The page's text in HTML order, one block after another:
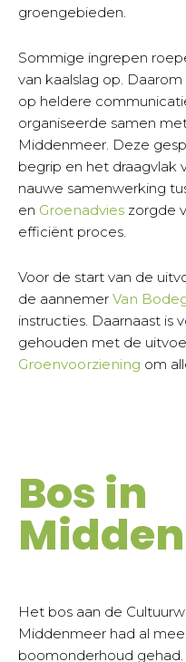
groengebieden.
Sommige ingrepen
van kaalslag op.
op heldere
organiseerde samen
Middenmeer. Deze
begrip en het draagvlak
nauwe samenwerking
en Groenadvies zorgde
efficiënt proces.
Voor de start van de
de aannemer Van
instructies. Daarnaast is
gehouden met de
Groenvoorziening om
Bos in
Het bos aan de
Middenmeer had al
boomonderhoud